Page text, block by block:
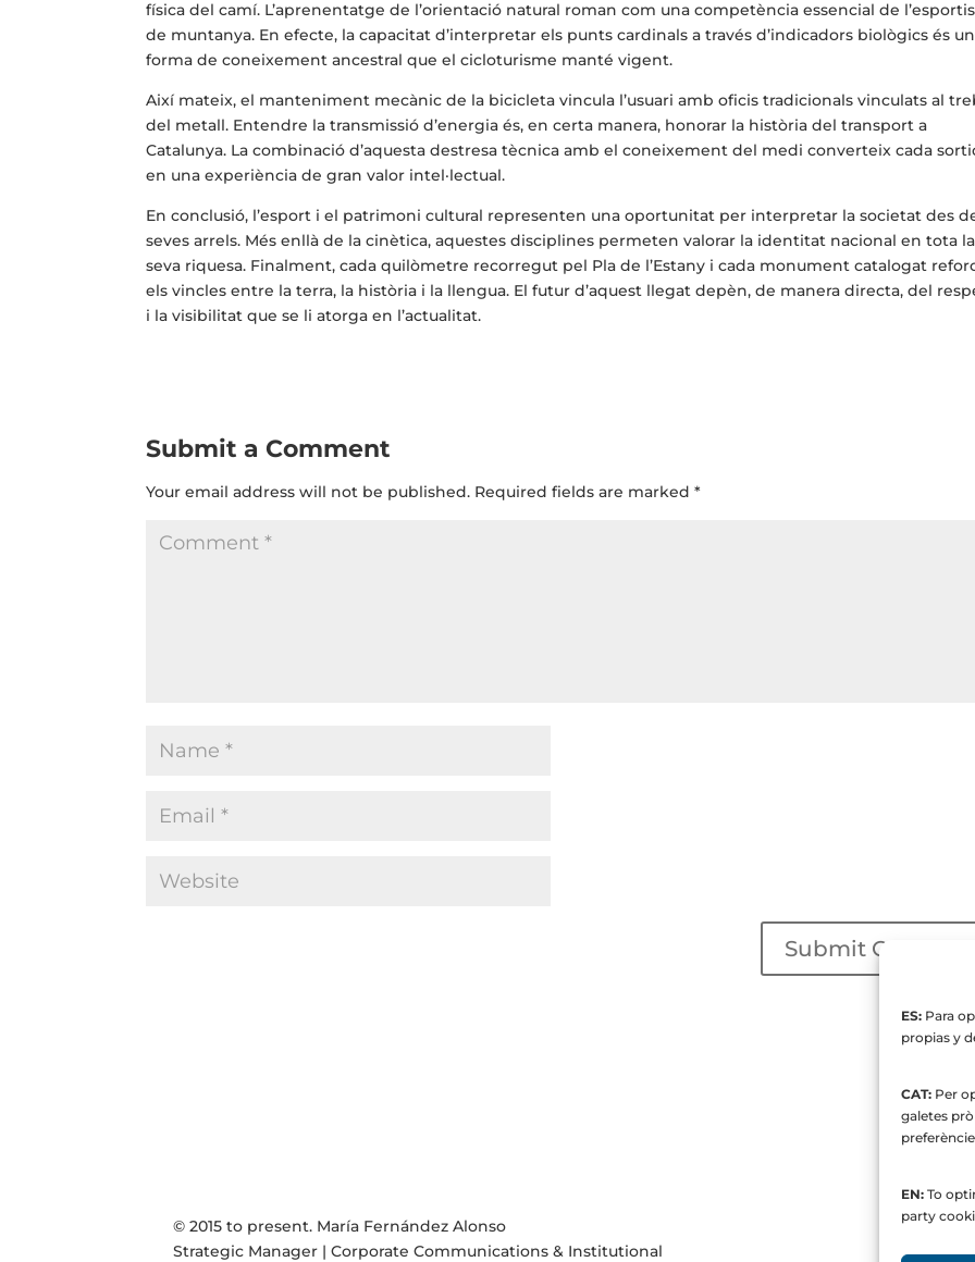
ES: Para
propias y
CAT: Per
galetes
EN: To
party
física del camí. L’aprenentatge de l’orientació natural roman com una competència essencial de
de muntanya. En efecte, la capacitat d’interpretar els punts cardinals a través d’indicadors biològics és
forma de coneixement ancestral que el cicloturisme manté vigent.
Així mateix, el manteniment mecànic de la bicicleta vincula l’usuari amb oficis tradicionals vinculats al
del metall. Entendre la transmissió d’energia és, en certa manera, honorar la història del transport a
Catalunya. La combinació d’aquesta destresa tècnica amb el coneixement del medi converteix cada
en una experiència de gran valor intel·lectual.
En conclusió, l’esport i el patrimoni cultural representen una oportunitat per interpretar la societat des
seves arrels. Més enllà de la cinètica, aquestes disciplines permeten valorar la identitat nacional en tota la
seva riquesa. Finalment, cada quilòmetre recorregut pel Pla de l’Estany i cada monument catalogat
els vincles entre la terra, la història i la llengua. El futur d’aquest llegat depèn, de manera directa, del
i la visibilitat que se li atorga en l’actualitat.
Submit a Comment
Your email address will not be published. Required fields are marked*
© 2015 to present. María Fernández Alonso
Strategic Manager | Corporate Communications & Institutional